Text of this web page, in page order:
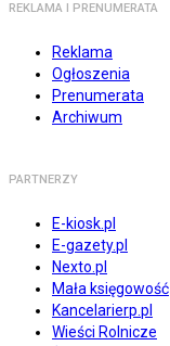
REKLAMA I PRENUMERATA
Reklama
Ogłoszenia
Prenumerata
Archiwum
PARTNERZY
E-kiosk.pl
E-gazety.pl
Nexto.pl
Mała księgowość
Kancelarierp.pl
Wieści Rolnicze